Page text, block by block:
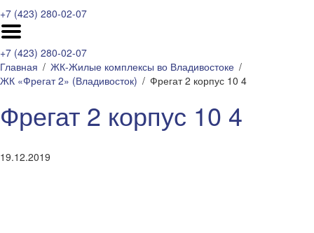
+7 (423) 280-02-07
+7 (423) 280-02-07
Главная
ЖК-Жилые комплексы во Владивостоке
ЖК «Фрегат 2» (Владивосток)
Фрегат 2 корпус 10 4
Фрегат 2 корпус 10 4
19.12.2019